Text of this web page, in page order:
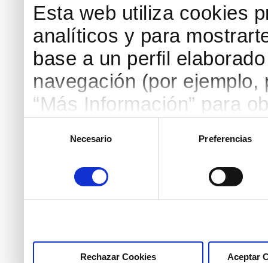
Esta web utiliza cookies
analíticos y para
base a un perfil
navegación (por
“Más Información” para
botón “Aceptar
necesarias haciendo
marcar las casillas de
Necesario Preferencias
Rechazar Cookies Aceptar